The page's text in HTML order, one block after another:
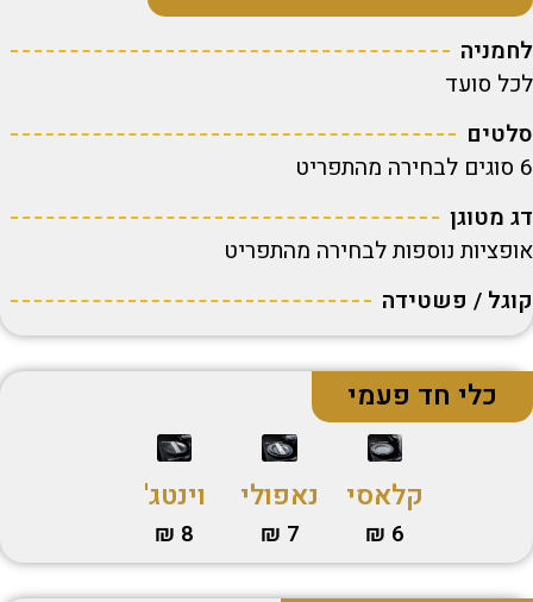
לחמניה
לכל סועד
סלטים
6 סוגים לבחירה מהתפריט
דג מטוגן
אופציות נוספות לבחירה מהתפריט
קוגל / פשטידה
כלי חד פעמי
קלאסי
6 ₪
נאפולי
7 ₪
וינטג'
8 ₪